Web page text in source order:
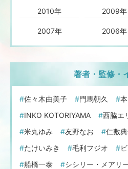
2010年 2009年
2007年 2006年
著者・監修・
佐々木由美子 門馬朝久
INKO KOTORIYAMA
西脇エ
米丸ゆみ
友野なお 仁敷
たけいみき
毛利フジオ
船橋一泰
シシリー・メアリ